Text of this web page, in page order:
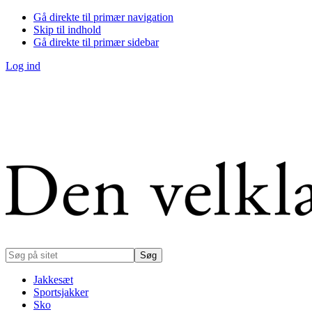
Gå direkte til primær navigation
Skip til indhold
Gå direkte til primær sidebar
Log ind
Søg
på
Jakkesæt
Sportsjakker
Sko